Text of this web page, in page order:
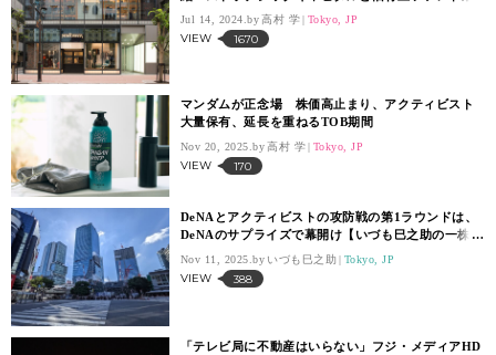
が全株を売却
Jul 14, 2024. 高村 学 Tokyo, JP
VIEW 1670
マンダムが正念場 株価高止まり、アクティビスト
大量保有、延長を重ねるTOB期間
Nov 20, 2025. 高村 学 Tokyo, JP
VIEW 170
DeNAとアクティビストの攻防戦の第1ラウンドは、
DeNAのサプライズで幕開け【いづも巳之助の一株コ
Nov 11, 2025. いづも巳之助 Tokyo, JP
VIEW 388
「テレビ局に不動産はいらない」フジ・メディアHD